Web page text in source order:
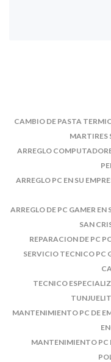
CAMBIO DE PASTA
MARTIRES
ARREGLO
ARREGLO PC EN SU
ARREGLO DE PC GAMER
SAN
REPARACION DE PC
SERVICIO TECNICO PC
TECNICO
MANTENIMIENTO PC DE
MANTENIMIENTO PC